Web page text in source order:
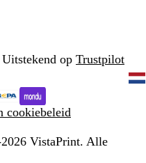
op Trustpilot
cookiebeleid
VistaPrint. Alle